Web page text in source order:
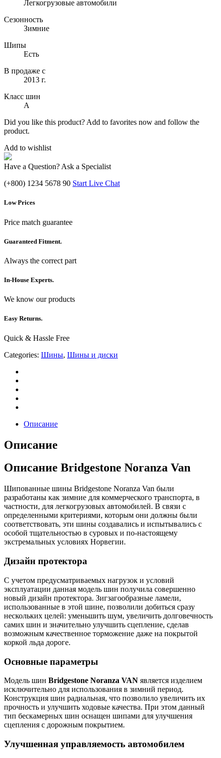
Легкогрузовые автомобили
Сезонность
Зимние
Шипы
Есть
В продаже с
2013 г.
Класс шин
A
Did you like this product? Add to favorites now and follow the
product.
Add to wishlist
Have a Question? Ask a Specialist
(+800) 1234 5678 90 Start Live Chat
Low Prices
Price match guarantee
Guaranteed Fitment.
Always the correct part
In-House Experts.
We know our products
Easy Returns.
Quick & Hassle Free
Categories: Шины, Шины и диски
Описание
Описание
Описание Bridgestone Noranza Van
Шипованные шины Bridgestone Noranza Van были
разработаны как зимние для коммерческого транспорта, в
частности, для легкогрузовых автомобилей. В связи с
определенными критериями, которым они должны были
соответствовать, эти шины создавались и испытывались с
особой тщательностью в суровых и по-настоящему
экстремальных условиях Норвегии.
Дизайн протектора
С учетом предусматриваемых нагрузок и условий
эксплуатации данная модель шин получила совершенно
новый дизайн протектора. Зигзагообразные ламели,
использованные в этой шине, позволили добиться сразу
нескольких целей: уменьшить шум, увеличить долговечность
самих шин и значительно улучшить сцепление, сделав
возможным качественное торможение даже на покрытой
коркой льда дороге.
Основные параметры
Модель шин Bridgestone Noranza VAN является изделием
исключительно для использования в зимний период.
Конструкция шин радиальная, что позволило увеличить их
прочность и улучшить ходовые качества. При этом данный
тип бескамерных шин оснащен шипами для улучшения
сцепления с дорожным покрытием.
Улучшенная управляемость автомобилем